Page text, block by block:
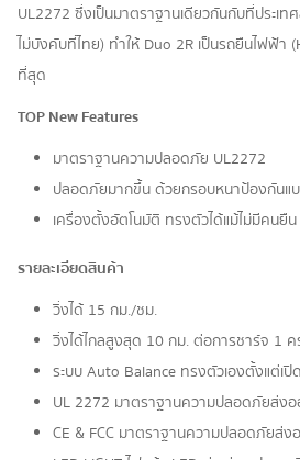
UL2272 ซึ่งเป็นมาตราฐานเดียวกันกับที่ประเท
ไม่บังคับที่ไทย) ทำให้ Duo 2R เป็นรถยืนไฟฟ้
ที่สุด
TOP New Features
มาตราฐานความปลอดภัย UL2272
ปลอดภัยมากขึ้น ด้วยกรอบหนาป้องกันแ
เครื่องตั้งอัตโนมัติ ทรงตัวได้แม้ไม่มีคนยืน
รายละเอียดสินค้า
วิ่งได้ 15 กม./ชม.
วิ่งได้ไกลสูงสุด 10 กม. ต่อการชาร์จ 1 ค
ระบบ Auto Balance ทรงตัวเองตั้งแต่เปิ
UL 2272 มาตราฐานความปลอดภัยส่งอ
CE & FCC มาตราฐานความปลอดภัยส่ง